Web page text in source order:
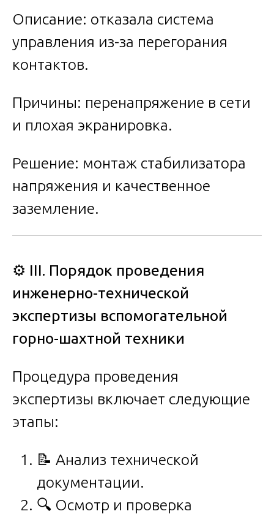
Описание: отказала система
управления из-за перегорания
контактов.
Причины: перенапряжение в сети
и плохая экранировка.
Решение: монтаж стабилизатора
напряжения и качественное
заземление.
⚙️ III. Порядок проведения
инженерно-технической
экспертизы вспомогательной
горно-шахтной техники
Процедура проведения
экспертизы включает следующие
этапы:
📝 Анализ технической
документации.
🔍 Осмотр и проверка